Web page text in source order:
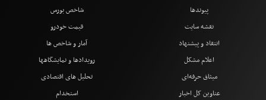
پیوندها
نقشه سایت
انتقاد و پیشنهاد
اعلام مشکل
میثاق حرفه‌ای
شاخص بورس
قیمت خودرو
آمار و شاخص ها
رویدادها و نمایشگاهها
تحلیل های اقتصادی
عناوین کل اخبار
استخدام